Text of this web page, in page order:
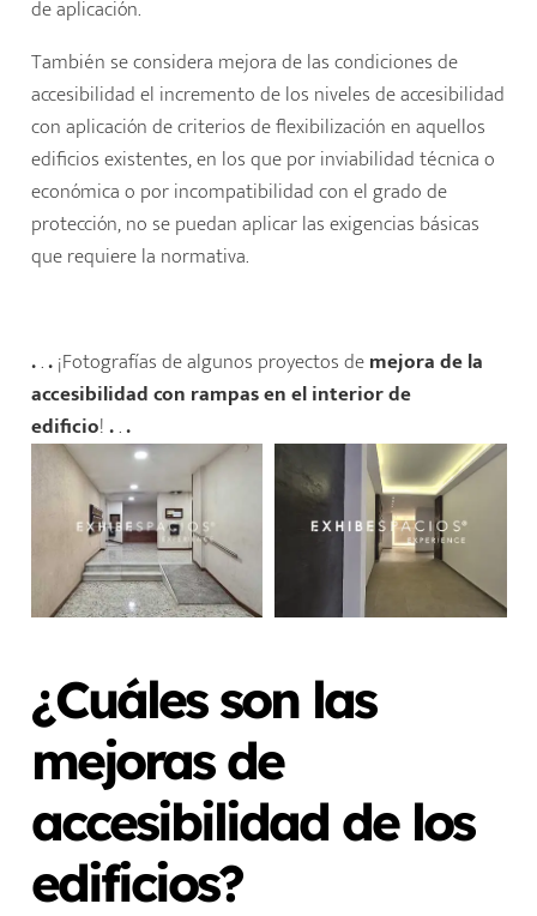
de aplicación.
También se considera mejora de las condiciones de
accesibilidad el incremento de los niveles de accesibilidad
con aplicación de criterios de flexibilización en aquellos
edificios existentes, en los que por inviabilidad técnica o
económica o por incompatibilidad con el grado de
protección, no se puedan aplicar las exigencias básicas
que requiere la normativa.
...¡Fotografías de algunos proyectos demejora de la
accesibilidad con rampas en el interior de
edificio!...
¿Cuáles son las
mejoras de
accesibilidad de los
edificios?